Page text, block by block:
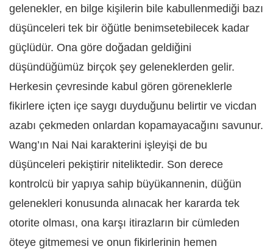
gelenekler, en bilge kişilerin bile kabullenmediği bazı
düşünceleri tek bir öğütle benimsetebilecek kadar
güçlüdür. Ona göre doğadan geldiğini
düşündüğümüz birçok şey geleneklerden gelir.
Herkesin çevresinde kabul gören göreneklerle
fikirlere içten içe saygı duyduğunu belirtir ve vicdan
azabı çekmeden onlardan kopamayacağını savunur.
Wang’ın Nai Nai karakterini işleyişi de bu
düşünceleri pekiştirir niteliktedir. Son derece
kontrolcü bir yapıya sahip büyükannenin, düğün
gelenekleri konusunda alınacak her kararda tek
otorite olması, ona karşı itirazların bir cümleden
öteye gitmemesi ve onun fikirlerinin hemen